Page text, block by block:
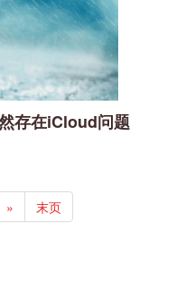
存在iCloud问题
» 末页